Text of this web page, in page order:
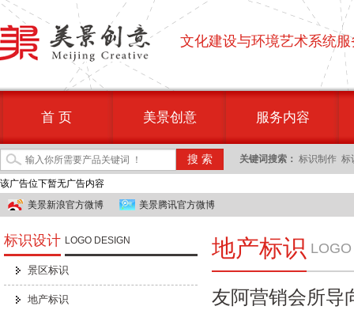
文化建设与环境艺术系统服
首 页 美景创意 服务内容
关键词搜索： 标识制作 标
该广告位下暂无广告内容
美景新浪官方微博
美景腾讯官方微博
标识设计 LOGO DESIGN
景区标识
地产标识
地产标识
友阿营销会所导